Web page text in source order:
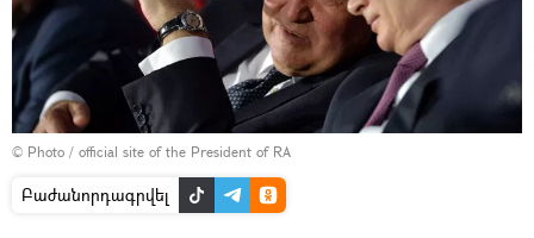
© Photo / official site of the President of RA
Բաժանորդագրվել